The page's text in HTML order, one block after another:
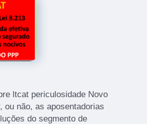
ltcat periculosidade Novo
ou não, as aposentadorias
do segmento de